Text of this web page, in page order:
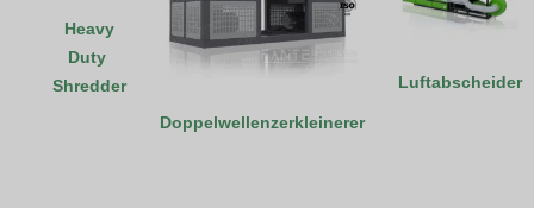
Heavy
Duty
Shredder
Doppelwellenzerkleinerer
Luftabscheider